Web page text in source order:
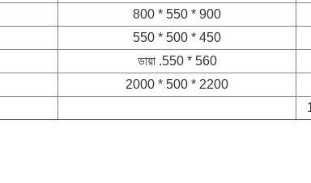
800 * 550 * 900
550 * 500 * 450
ডায়া .550 * 560
2000 * 500 * 2200